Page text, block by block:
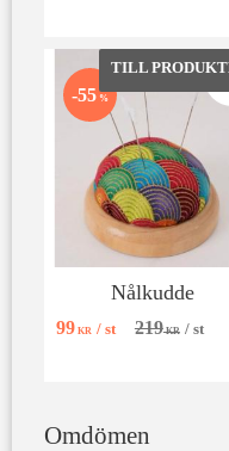
Omdömen
Nålkudde
99KR / st 219KR / st
55 %